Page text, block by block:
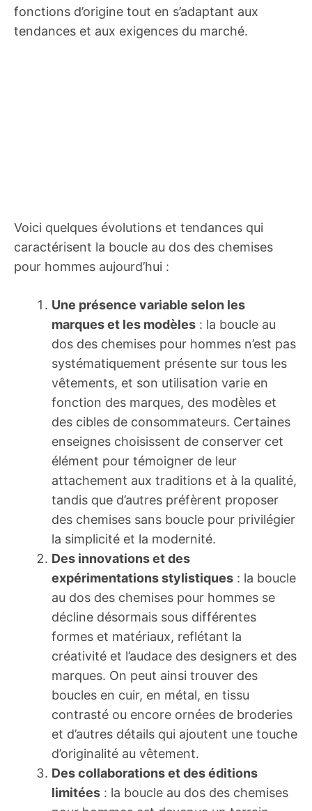
fonctions d’origine tout en s’adaptant aux
tendances et aux exigences du marché.
Voici quelques évolutions et tendances qui
caractérisent la boucle au dos des chemises
pour hommes aujourd’hui :
Une présence variable selon les
marques et les modèles : la boucle au
dos des chemises pour hommes n’est pas
systématiquement présente sur tous les
vêtements, et son utilisation varie en
fonction des marques, des modèles et
des cibles de consommateurs. Certaines
enseignes choisissent de conserver cet
élément pour témoigner de leur
attachement aux traditions et à la qualité,
tandis que d’autres préfèrent proposer
des chemises sans boucle pour privilégier
la simplicité et la modernité.
Des innovations et des
expérimentations stylistiques : la boucle
au dos des chemises pour hommes se
décline désormais sous différentes
formes et matériaux, reflétant la
créativité et l’audace des designers et des
marques. On peut ainsi trouver des
boucles en cuir, en métal, en tissu
contrasté ou encore ornées de broderies
et d’autres détails qui ajoutent une touche
d’originalité au vêtement.
Des collaborations et des éditions
limitées : la boucle au dos des chemises